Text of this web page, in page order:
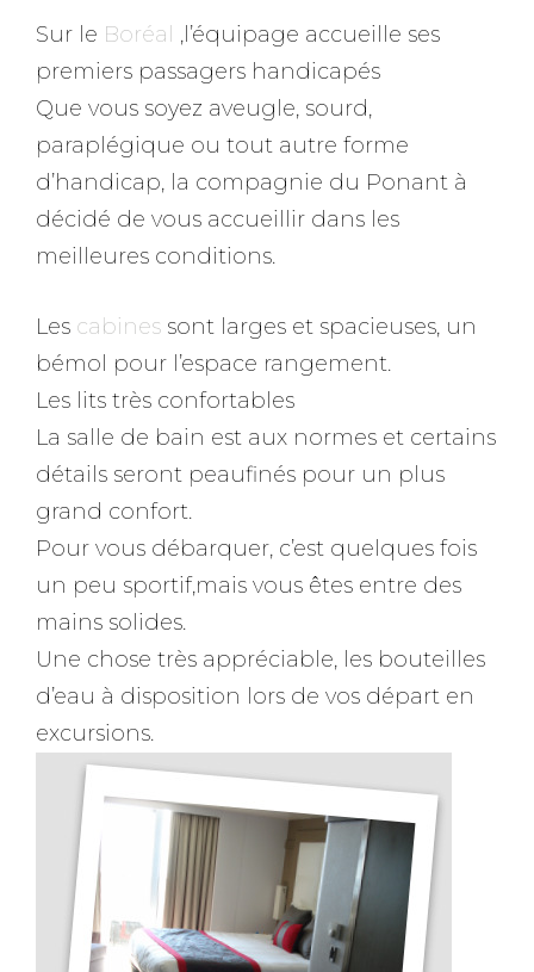
Sur le Boréal ,l’équipage accueille ses
premiers passagers handicapés
Que vous soyez aveugle, sourd,
paraplégique ou tout autre forme
d’handicap, la compagnie du Ponant à
décidé de vous accueillir dans les
meilleures conditions.
Les cabines sont larges et spacieuses, un
bémol pour l’espace rangement.
Les lits très confortables
La salle de bain est aux normes et certains
détails seront peaufinés pour un plus
grand confort.
Pour vous débarquer, c’est quelques fois
un peu sportif,mais vous êtes entre des
mains solides.
Une chose très appréciable, les bouteilles
d’eau à disposition lors de vos départ en
excursions.